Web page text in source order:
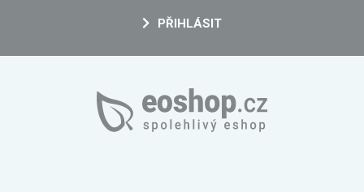
PŘIHLÁSIT